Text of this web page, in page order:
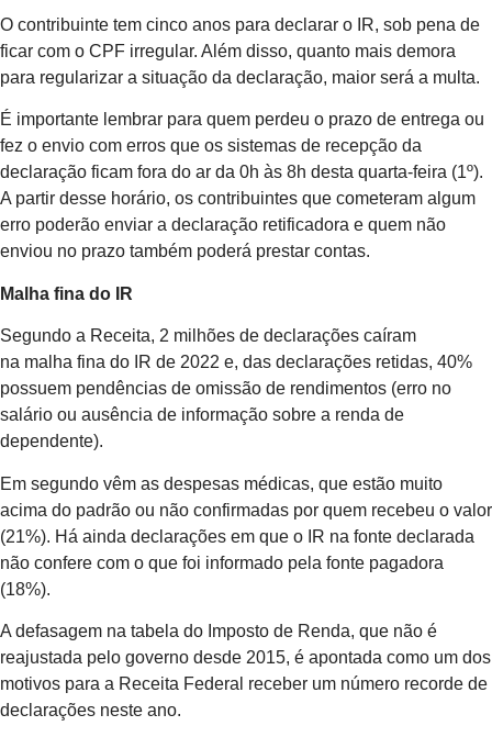
O contribuinte tem cinco anos para declarar o IR, sob pena de
ficar com o CPF irregular. Além disso, quanto mais demora
para regularizar a situação da declaração, maior será a multa.
É importante lembrar para quem perdeu o prazo de entrega ou
fez o envio com erros que os sistemas de recepção da
declaração ficam fora do ar da 0h às 8h desta quarta-feira (1º).
A partir desse horário, os contribuintes que cometeram algum
erro poderão enviar a declaração retificadora e quem não
enviou no prazo também poderá prestar contas.
Malha fina do IR
Segundo a Receita, 2 milhões de declarações caíram
na malha fina do IR de 2022 e, das declarações retidas, 40%
possuem pendências de omissão de rendimentos (erro no
salário ou ausência de informação sobre a renda de
dependente).
Em segundo vêm as despesas médicas, que estão muito
acima do padrão ou não confirmadas por quem recebeu o valor
(21%). Há ainda declarações em que o IR na fonte declarada
não confere com o que foi informado pela fonte pagadora
(18%).
A defasagem na tabela do Imposto de Renda, que não é
reajustada pelo governo desde 2015, é apontada como um dos
motivos para a Receita Federal receber um número recorde de
declarações neste ano.